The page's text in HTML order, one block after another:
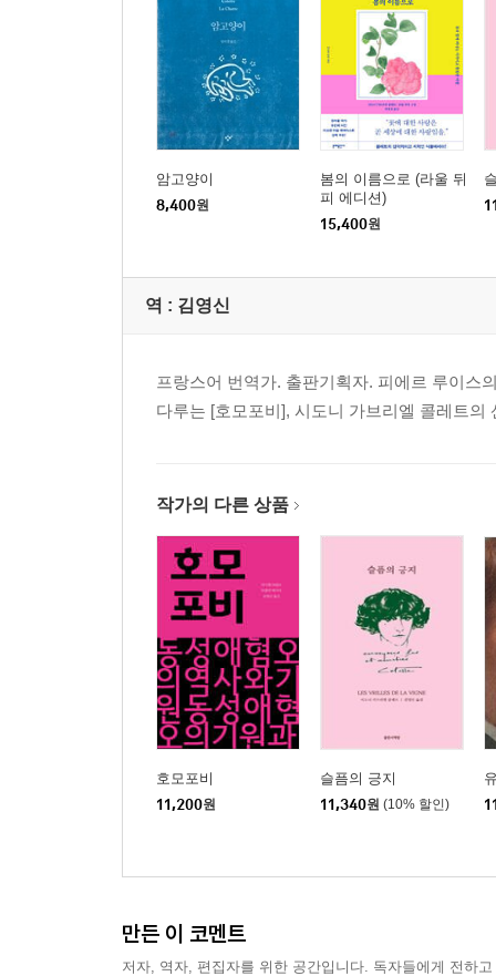
암고양이
8,400원
봄의 이름으로 (라울 뒤
피 에디션)
15,400원
역 : 김영신
프랑스어 번역가. 출판기획자. 피에르 루이스
다루는 [호모포비], 시도니 가브리엘 콜레트의
작가의 다른 상품
호모포비
11,200원
슬픔의 긍지
11,340원 (10% 할인)
만든 이 코멘트
저자, 역자, 편집자를 위한 공간입니다. 독자들에게 전하